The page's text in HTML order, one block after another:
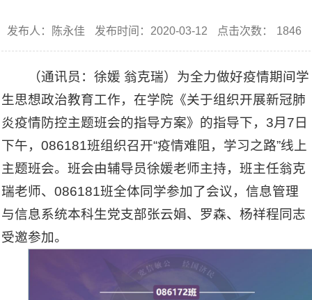
发布人：陈永佳 发布时间：2020-03-12 点击次数： 1846
（通讯员：徐媛 翁克瑞）为全力做好疫情期间学
生思想政治教育工作，在学院《关于组织开展新冠肺
炎疫情防控主题班会的指导方案》的指导下，3月7日
下午，086181班组织召开“疫情难阻，学习之路”线上
主题班会。班会由辅导员徐媛老师主持，班主任翁克
瑞老师、086181班全体同学参加了会议，信息管理
与信息系统本科生党支部张云娟、罗森、杨祥程同志
受邀参加。